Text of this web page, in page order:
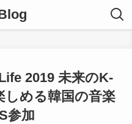
2019 未来のK-
しめる韓国の音楽
参加